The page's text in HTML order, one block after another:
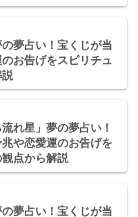
の夢占い！宝くじが当
お告げをスピリチュ
説
れ星」夢の夢占い！
や恋愛運のお告げを
点から解説
の夢占い！宝くじが当